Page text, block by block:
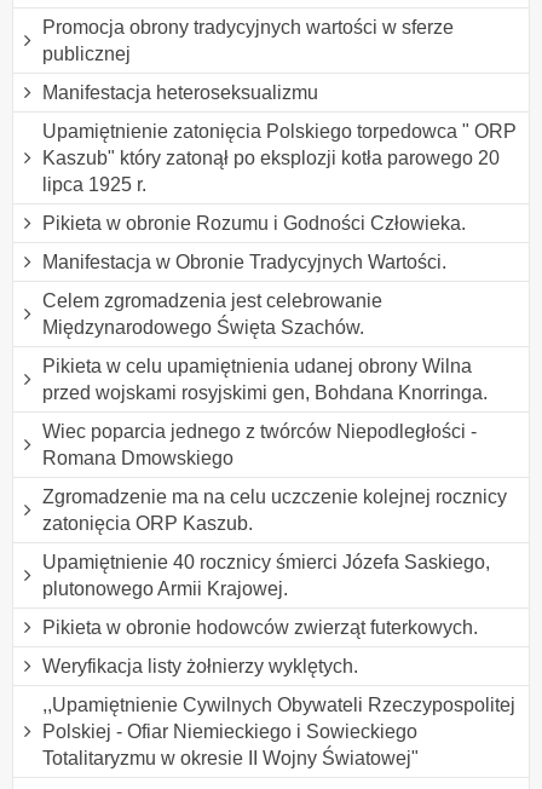
Promocja obrony tradycyjnych wartości w sferze
publicznej
Manifestacja heteroseksualizmu
Upamiętnienie zatonięcia Polskiego torpedowca " ORP
Kaszub" który zatonął po eksplozji kotła parowego 20
lipca 1925 r.
Pikieta w obronie Rozumu i Godności Człowieka.
Manifestacja w Obronie Tradycyjnych Wartości.
Celem zgromadzenia jest celebrowanie
Międzynarodowego Święta Szachów.
Pikieta w celu upamiętnienia udanej obrony Wilna
przed wojskami rosyjskimi gen, Bohdana Knorringa.
Wiec poparcia jednego z twórców Niepodległości -
Romana Dmowskiego
Zgromadzenie ma na celu uczczenie kolejnej rocznicy
zatonięcia ORP Kaszub.
Upamiętnienie 40 rocznicy śmierci Józefa Saskiego,
plutonowego Armii Krajowej.
Pikieta w obronie hodowców zwierząt futerkowych.
Weryfikacja listy żołnierzy wyklętych.
,,Upamiętnienie Cywilnych Obywateli Rzeczypospolitej
Polskiej - Ofiar Niemieckiego i Sowieckiego
Totalitaryzmu w okresie II Wojny Światowej"